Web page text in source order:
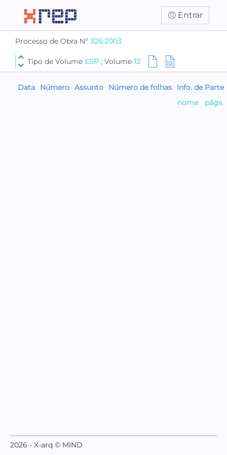
Entrar
Processo de Obra Nº 326:2003
Tipo de Volume ESP ; Volume 12
Data Número Assunto Número de folhas
Info. de Parte
nome
págs.
2026 - X-arq © MIND